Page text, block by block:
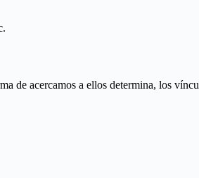
de acercamos a ellos determina, los